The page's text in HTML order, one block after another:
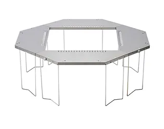
เป็นการให้คำแนะนำ การดูแลสินค้า
หรือการแก้ไขปัญหาที่อาจเกิดขึ้นใน
อนาคต
ก่อนตัดสินใจซื้อสินค้า เราอยาก
แนะนำให้คุณสอบถามทุกครั้งว่า ร้าน
ค้าที่คุณกำลังเลือกซื้อนั้น มีการรับ
ประกันสินค้าจากตัวแทนจำหน่าย